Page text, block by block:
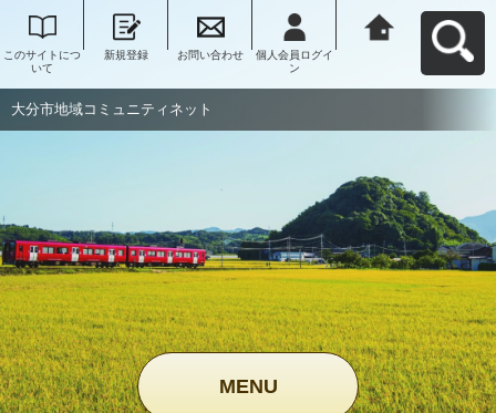
このサイトにつ
いて
新規登録 お問い合わせ
個人会員ログイ
ン
大分市地域コミュニティネット
MENU